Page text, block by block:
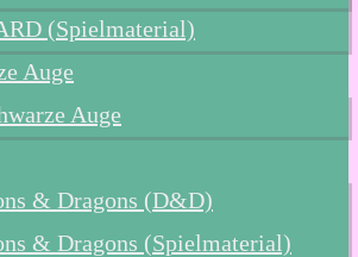
(Spielmaterial)
Auge
Auge
& Dragons (D&D)
& Dragons (Spielmaterial)